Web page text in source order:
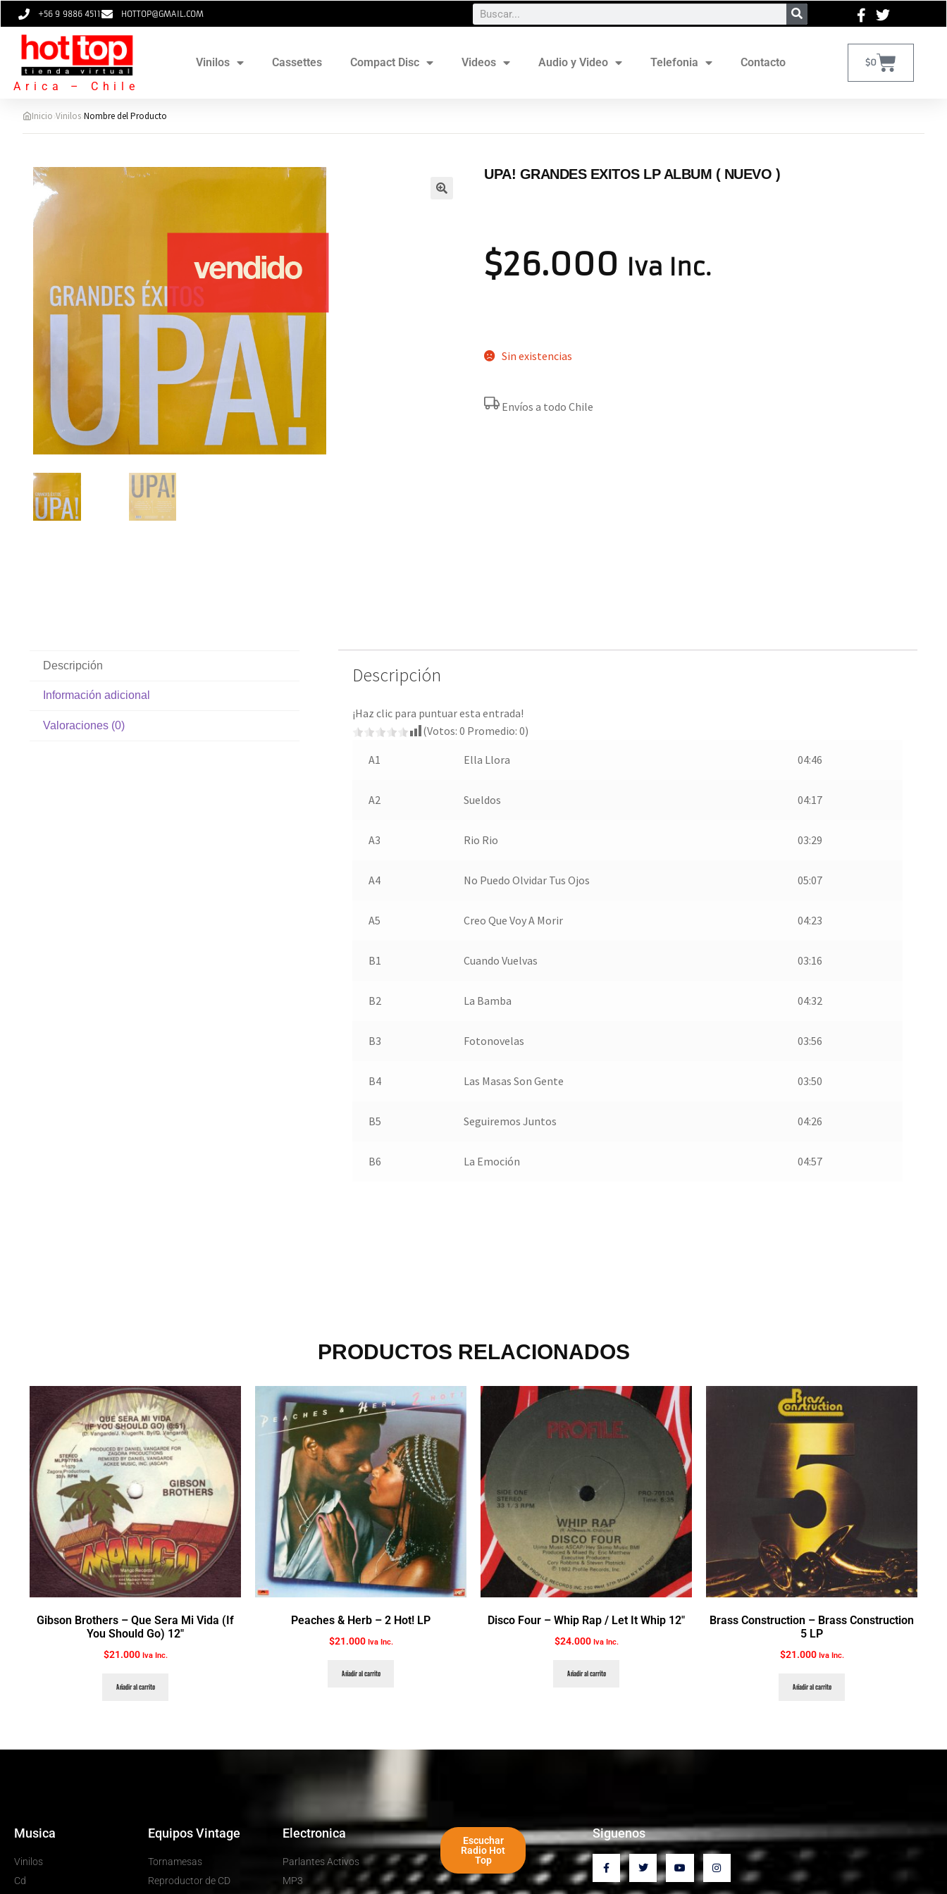
+56 9 9886 4511 HOTTOP@GMAIL.COM
Arica – Chile
Vinilos Cassettes Compact Disc Videos Audio y Video Telefonia Contacto $0
Inicio›Vinilos›Nombre del Producto
UPA! GRANDES EXITOS LP ALBUM ( NUEVO )
$26.000 Iva Inc.
Sin existencias
Envíos a todo Chile
Descripción
Información adicional
Valoraciones (0)
Descripción
¡Haz clic para puntuar esta entrada!
(Votos:0 Promedio:0)
A1 Ella Llora 04:46
A2 Sueldos 04:17
A3 Rio Rio 03:29
A4 No Puedo Olvidar Tus Ojos 05:07
A5 Creo Que Voy A Morir 04:23
B1 Cuando Vuelvas 03:16
B2 La Bamba 04:32
B3 Fotonovelas 03:56
B4 Las Masas Son Gente 03:50
B5 Seguiremos Juntos 04:26
B6 La Emoción 04:57
PRODUCTOS RELACIONADOS
Gibson Brothers ‎– Que Sera Mi Vida (If
You Should Go) 12″
$21.000 Iva Inc.
Añadir al carrito
Peaches & Herb ‎– 2 Hot! LP
$21.000 Iva Inc.
Añadir al carrito
Disco Four ‎– Whip Rap / Let It Whip 12″
$24.000 Iva Inc.
Añadir al carrito
Brass Construction ‎– Brass Construction
5 LP
$21.000 Iva Inc.
Añadir al carrito
Musica
Vinilos
Cd
Equipos Vintage
Tornamesas
Reproductor de CD
Electronica
Parlantes Activos
MP3
Escuchar
Radio Hot
Top
Siguenos